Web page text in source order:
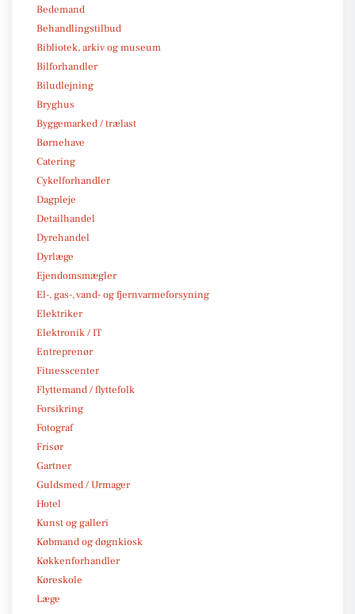
Bedemand
Behandlingstilbud
Bibliotek, arkiv og museum
Bilforhandler
Biludlejning
Bryghus
Byggemarked / trælast
Børnehave
Catering
Cykelforhandler
Dagpleje
Detailhandel
Dyrehandel
Dyrlæge
Ejendomsmægler
El-, gas-, vand- og fjernvarmeforsyning
Elektriker
Elektronik / IT
Entreprenør
Fitnesscenter
Flyttemand / flyttefolk
Forsikring
Fotograf
Frisør
Gartner
Guldsmed / Urmager
Hotel
Kunst og galleri
Købmand og døgnkiosk
Køkkenforhandler
Køreskole
Læge